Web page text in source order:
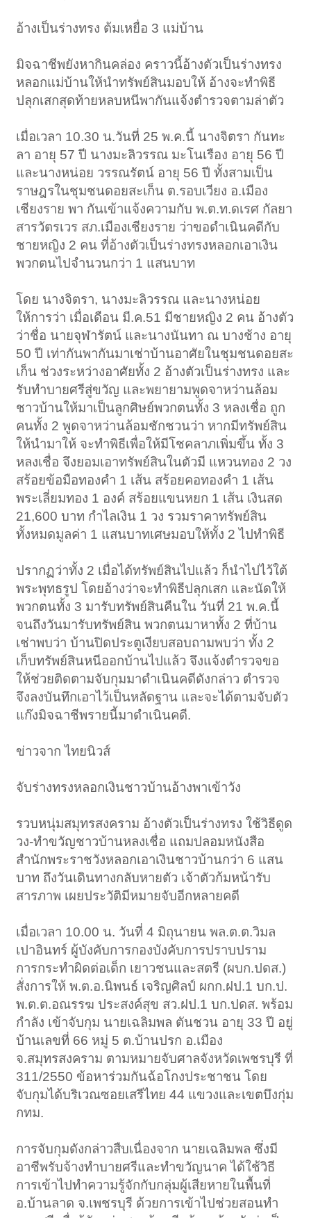
อ้างเป็นร่างทรง ต้มเหยื่อ 3 แม่บ้าน
มิจฉาชีพยังหากินคล่อง คราวนี้อ้างตัวเป็นร่างทรง
หลอกแม่บ้านให้นำทรัพย์สินมอบให้ อ้างจะทำพิธี
ปลุกเสกสุดท้ายหลบหนีพากันแจ้งตำรวจตามล่าตัว
เมื่อเวลา 10.30 น.วันที่ 25 พ.ค.นี้ นางจิตรา กันทะ
ลา อายุ 57 ปี นางมะลิวรรณ มะโนเรือง อายุ 56 ปี
และนางหน่อย วรรณรัตน์ อายุ 56 ปี ทั้งสามเป็น
ราษฎรในชุมชนดอยสะเก็น ต.รอบเวียง อ.เมือง
เชียงราย พา กันเข้าแจ้งความกับ พ.ต.ท.ดเรศ กัลยา
สารวัตรเวร สภ.เมืองเชียงราย ว่าขอดำเนินคดีกับ
ชายหญิง 2 คน ที่อ้างตัวเป็นร่างทรงหลอกเอาเงิน
พวกตนไปจำนวนกว่า 1 แสนบาท
โดย นางจิตรา, นางมะลิวรรณ และนางหน่อย
ให้การว่า เมื่อเดือน มี.ค.51 มีชายหญิง 2 คน อ้างตัว
ว่าชื่อ นายจุฬารัตน์ และนางนันทา ณ บางช้าง อายุ
50 ปี เท่ากันพากันมาเช่าบ้านอาศัยในชุมชนดอยสะ
เก็น ช่วงระหว่างอาศัยทั้ง 2 อ้างตัวเป็นร่างทรง และ
รับทำบายศรีสู่ขวัญ และพยายามพูดจาหว่านล้อม
ชาวบ้านให้มาเป็นลูกศิษย์พวกตนทั้ง 3 หลงเชื่อ ถูก
คนทั้ง 2 พูดจาหว่านล้อมชักชวนว่า หากมีทรัพย์สิน
ให้นำมาให้ จะทำพิธีเพื่อให้มีโชคลาภเพิ่มขึ้น ทั้ง 3
หลงเชื่อ จึงยอมเอาทรัพย์สินในตัวมี แหวนทอง 2 วง
สร้อยข้อมือทองคำ 1 เส้น สร้อยคอทองคำ 1 เส้น
พระเลี่ยมทอง 1 องค์ สร้อยแขนหยก 1 เส้น เงินสด
21,600 บาท กำไลเงิน 1 วง รวมราคาทรัพย์สิน
ทั้งหมดมูลค่า 1 แสนบาทเศษมอบให้ทั้ง 2 ไปทำพิธี
ปรากฏว่าทั้ง 2 เมื่อได้ทรัพย์สินไปแล้ว ก็นำไปไว้ใต้
พระพุทธรูป โดยอ้างว่าจะทำพิธีปลุกเสก และนัดให้
พวกตนทั้ง 3 มารับทรัพย์สินคืนใน วันที่ 21 พ.ค.นี้
จนถึงวันมารับทรัพย์สิน พวกตนมาหาทั้ง 2 ที่บ้าน
เช่าพบว่า บ้านปิดประตูเงียบสอบถามพบว่า ทั้ง 2
เก็บทรัพย์สินหนีออกบ้านไปแล้ว จึงแจ้งตำรวจขอ
ให้ช่วยติดตามจับกุมมาดำเนินคดีดังกล่าว ตำรวจ
จึงลงบันทึกเอาไว้เป็นหลัดฐาน และจะได้ตามจับตัว
แก๊งมิจฉาชีพรายนี้มาดำเนินคดี.
ข่าวจาก ไทยนิวส์
จับร่างทรงหลอกเงินชาวบ้านอ้างพาเข้าวัง
รวบหนุ่มสมุทรสงคราม อ้างตัวเป็นร่างทรง ใช้วิธีดูด
วง-ทำขวัญชาวบ้านหลงเชื่อ แถมปลอมหนังสือ
สำนักพระราชวังหลอกเอาเงินชาวบ้านกว่า 6 แสน
บาท ถึงวันเดินทางกลับหายตัว เจ้าตัวก้มหน้ารับ
สารภาพ เผยประวัติมีหมายจับอีกหลายคดี
เมื่อเวลา 10.00 น. วันที่ 4 มิถุนายน พล.ต.ต.วิมล
เปาอินทร์ ผู้บังคับการกองบังคับการปราบปราม
การกระทำผิดต่อเด็ก เยาวชนและสตรี (ผบก.ปดส.)
สั่งการให้ พ.ต.อ.นิพนธ์ เจริญศิลป์ ผกก.ฝป.1 บก.ป.
พ.ต.ต.อณรรฆ ประสงค์สุข สว.ฝป.1 บก.ปดส. พร้อม
กำลัง เข้าจับกุม นายเฉลิมพล ตันชวน อายุ 33 ปี อยู่
บ้านเลขที่ 66 หมู่ 5 ต.บ้านปรก อ.เมือง
จ.สมุทรสงคราม ตามหมายจับศาลจังหวัดเพชรบุรี ที่
311/2550 ข้อหาร่วมกันฉ้อโกงประชาชน โดย
จับกุมได้บริเวณซอยเสรีไทย 44 แขวงและเขตบึงกุ่ม
กทม.
การจับกุมดังกล่าวสืบเนื่องจาก นายเฉลิมพล ซึ่งมี
อาชีพรับจ้างทำบายศรีและทำขวัญนาค ได้ใช้วิธี
การเข้าไปทำความรู้จักกับกลุ่มผู้เสียหายในพื้นที่
อ.บ้านลาด จ.เพชรบุรี ด้วยการเข้าไปช่วยสอนทำ